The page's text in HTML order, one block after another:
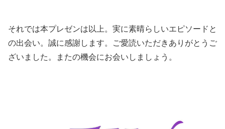
それでは本プレゼンは以上。実に素晴らしいエピソードと
の出会い。誠に感謝します。ご愛読いただきありがとうご
ざいました。またの機会にお会いしましょう。